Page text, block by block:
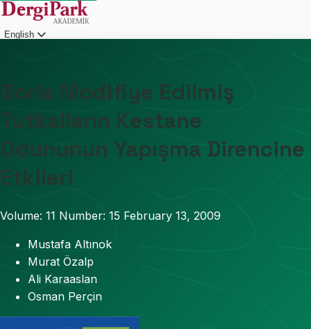
English
Borla Modifiye Edilmiş
Tutkalların Kestane
Odununun Yapışma Direncine
Etkileri
Volume: 11 Number: 15 February 13, 2009
Mustafa Altınok
Murat Özalp
Ali Karaaslan
Osman Perçin